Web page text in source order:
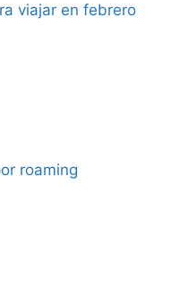
viajar en febrero
roaming